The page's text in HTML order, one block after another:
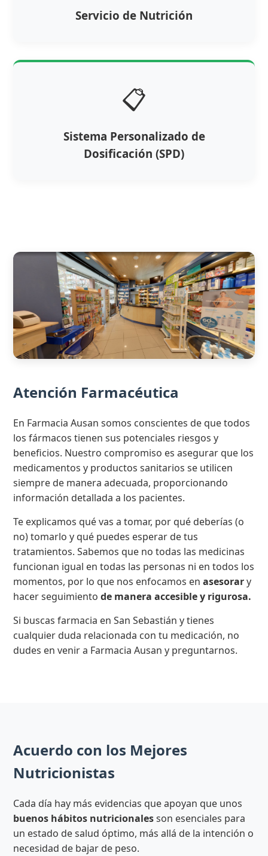
Servicio de Nutrición
📋
Sistema Personalizado de
Dosificación (SPD)
Atención Farmacéutica
En Farmacia Ausan somos conscientes de que todos
los fármacos tienen sus potenciales riesgos y
beneficios. Nuestro compromiso es asegurar que los
medicamentos y productos sanitarios se utilicen
siempre de manera adecuada, proporcionando
información detallada a los pacientes.
Te explicamos qué vas a tomar, por qué deberías (o
no) tomarlo y qué puedes esperar de tus
tratamientos. Sabemos que no todas las medicinas
funcionan igual en todas las personas ni en todos los
momentos, por lo que nos enfocamos enasesorary
hacer seguimientode manera accesible y rigurosa.
Si buscas farmacia en San Sebastián y tienes
cualquier duda relacionada con tu medicación, no
dudes en venir a Farmacia Ausan y preguntarnos.
Acuerdo con los Mejores
Nutricionistas
Cada día hay más evidencias que apoyan que unos
buenos hábitos nutricionalesson esenciales para
un estado de salud óptimo, más allá de la intención o
necesidad de bajar de peso.